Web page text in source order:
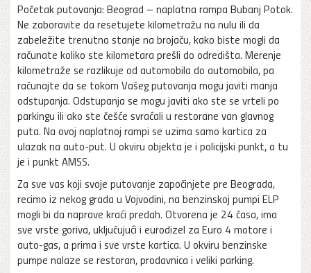
Početak putovanja: Beograd – naplatna rampa Bubanj Potok.
Ne zaboravite da resetujete kilometražu na nulu ili da
zabeležite trenutno stanje na brojaču, kako biste mogli da
računate koliko ste kilometara prešli do odredišta. Merenje
kilometraže se razlikuje od automobila do automobila, pa
računajte da se tokom Vašeg putovanja mogu javiti manja
odstupanja. Odstupanja se mogu javiti ako ste se vrteli po
parkingu ili ako ste češće svraćali u restorane van glavnog
puta. Na ovoj naplatnoj rampi se uzima samo kartica za
ulazak na auto-put. U okviru objekta je i policijski punkt, a tu
je i punkt AMSS.
Za sve vas koji svoje putovanje započinjete pre Beograda,
recimo iz nekog grada u Vojvodini, na benzinskoj pumpi ELP
mogli bi da naprave kraći predah. Otvorena je 24 časa, ima
sve vrste goriva, uključujući i eurodizel za Euro 4 motore i
auto-gas, a prima i sve vrste kartica. U okviru benzinske
pumpe nalaze se restoran, prodavnica i veliki parking.